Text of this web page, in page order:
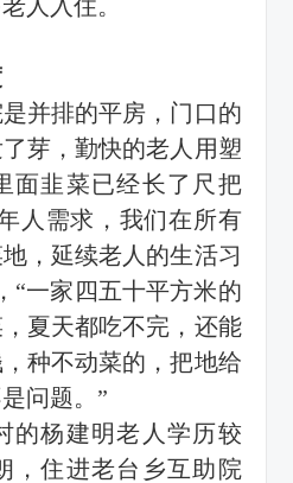
人入住。
排的平房，门口的
芽，勤快的老人用塑
面韭菜已经长了尺把
人需求，我们在所有
，延续老人的生活习
“一家四五十平方米的
夏天都吃不完，还能
种不动菜的，把地给
问题。”
杨建明老人学历较
，住进老台乡互助院